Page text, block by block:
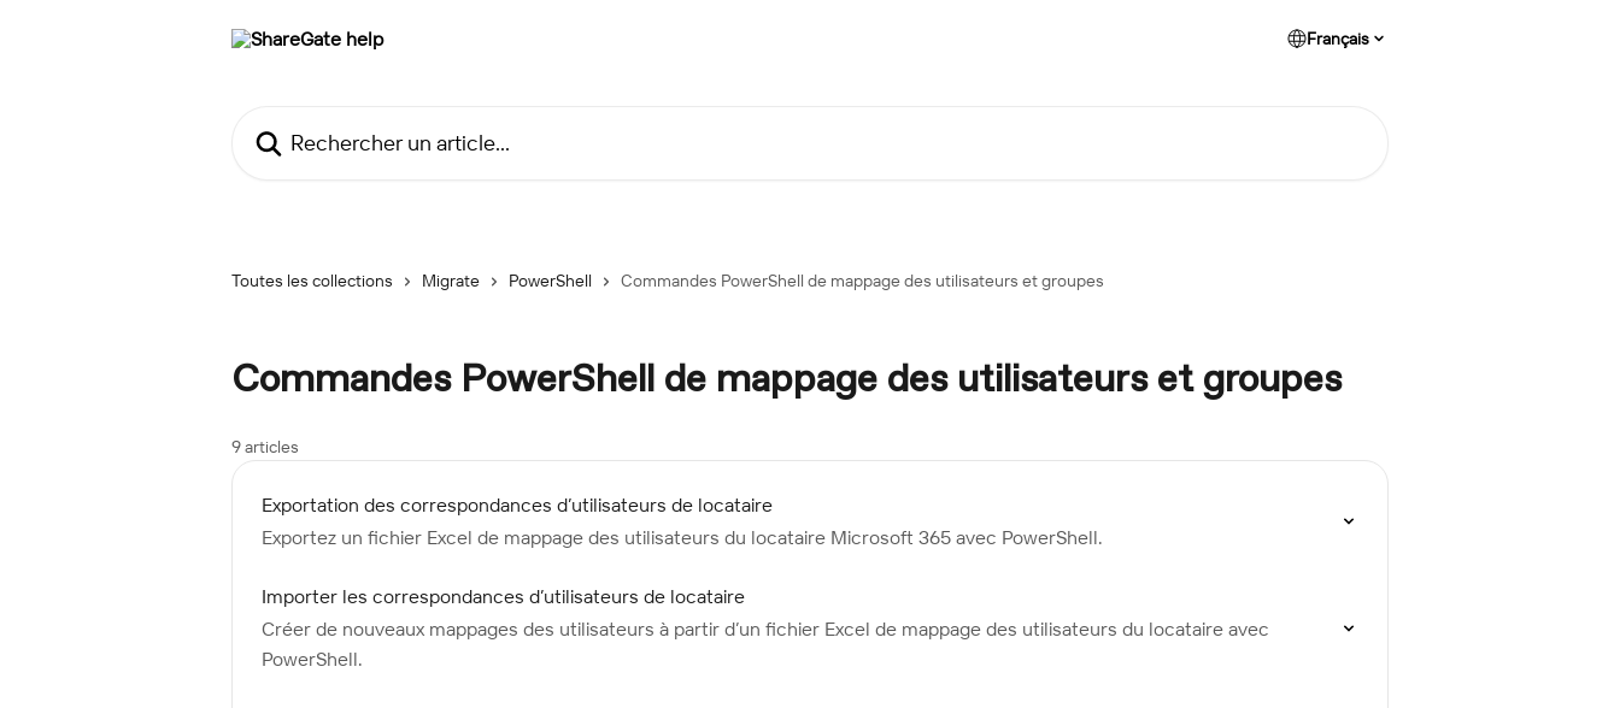
Français
Toutes les collections Migrate PowerShell Commandes PowerShell de mappage des utilisateurs et groupes
Commandes PowerShell de mappage des utilisateurs et groupes
9 articles
Exportation des correspondances d’utilisateurs de locataire
Exportez un fichier Excel de mappage des utilisateurs du locataire Microsoft 365 avec PowerShell.
Importer les correspondances d’utilisateurs de locataire
Créer de nouveaux mappages des utilisateurs à partir d’un fichier Excel de mappage des utilisateurs du locataire avec
PowerShell.